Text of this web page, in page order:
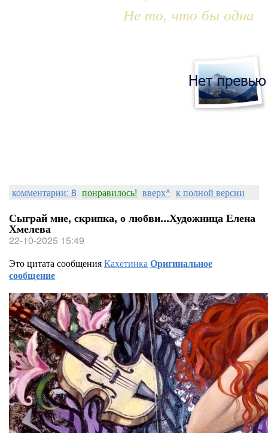
Не то, что бы одна
комментарии: 8 понравилось! вверх^ к полной версии
Сыграй мне, скрипка, о любви...Художница Елена
Хмелева
22-10-2025 15:49
Это цитата сообщенияКахетинкаОригинальное
сообщение